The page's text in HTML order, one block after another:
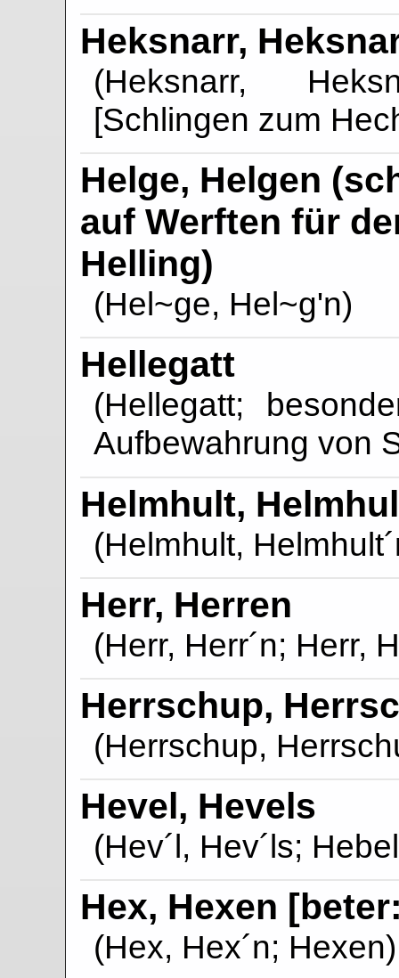
Heksnarr,
(Heksnarr,
[Schlingen zum
Helge, Helgen
auf Werften für
Helling)
(Hel~ge, Hel~g'n)
Hellegatt
(Hellegatt;
Aufbewahrung von
Helmhult,
(Helmhult,
Herr, Herren
(Herr, Herr´n; Herr,
Herrschup,
(Herrschup,
Hevel, Hevels
(Hev´l, Hev´ls;
Hex, Hexen
(Hex, Hex´n; Hexen)